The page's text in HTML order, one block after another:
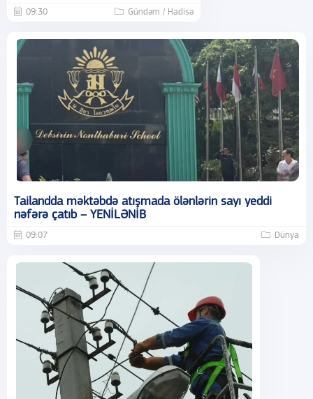
09:30 Gündəm / Hadisə
Tailandda məktəbdə atışmada ölənlərin sayı yeddi
nəfərə çatıb – YENİLƏNİB
09:07 Dünya